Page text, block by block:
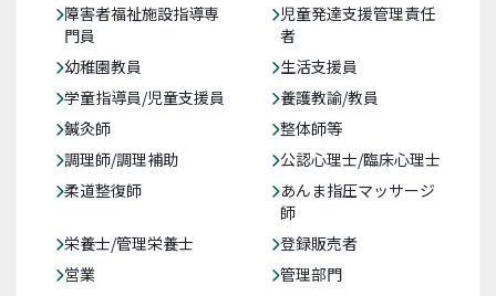
障害者福祉施設指導専
門員
児童発達支援管理責任
者
幼稚園教員
生活支援員
学童指導員/児童支援員
養護教諭/教員
鍼灸師
整体師等
調理師/調理補助
公認心理士/臨床心理士
柔道整復師
あんま指圧マッサージ
師
栄養士/管理栄養士
登録販売者
営業
管理部門